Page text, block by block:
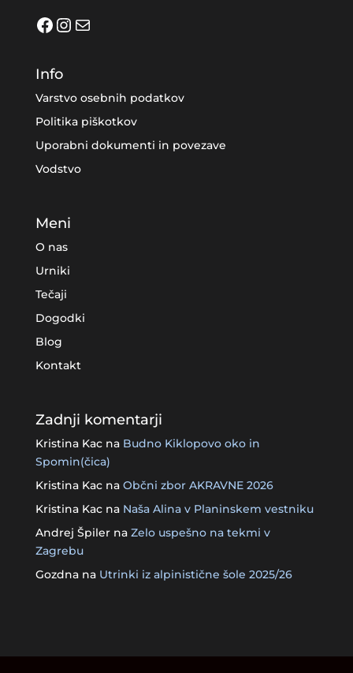
Facebook
Instagram
Mail
Info
Varstvo osebnih podatkov
Politika piškotkov
Uporabni dokumenti in povezave
Vodstvo
Meni
O nas
Urniki
Tečaji
Dogodki
Blog
Kontakt
Zadnji komentarji
Kristina Kacna Budno Kiklopovo oko in
Spomin(čica)
Kristina Kacna Občni zbor AKRAVNE 2026
Kristina Kacna Naša Alina v Planinskem vestniku
Andrej Špilerna Zelo uspešno na tekmi v
Zagrebu
Gozdnana Utrinki iz alpinistične šole 2025/26